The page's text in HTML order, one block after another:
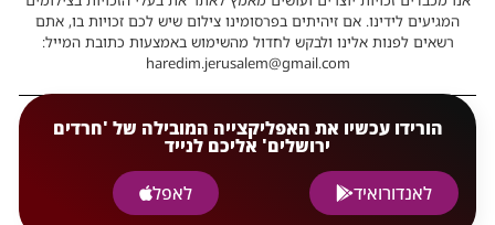
המגיעים לידינו. אם זיהיתים בפרסומינו צילום שיש לכם זכויות בו, אתם
רשאים לפנות אלינו ולבקש לחדול מהשימוש באמצעות כתובת המייל:
haredim.jerusalem@gmail.com
הורידו עכשיו את האפליקצייה המובילה של 'חרדים
ירושלים' אליכם לנייד
לאנדורואיד
לאפל